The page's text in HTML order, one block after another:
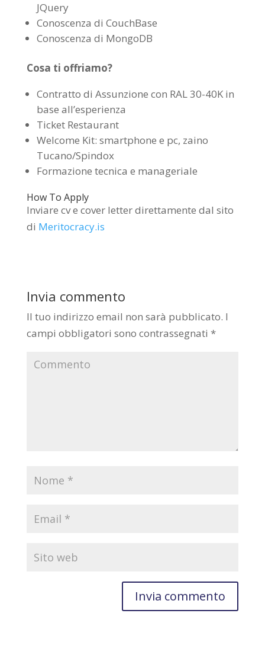
JQuery
Conoscenza di CouchBase
Conoscenza di MongoDB
Cosa ti offriamo?
Contratto di Assunzione con RAL 30-40K in
base all’esperienza
Ticket Restaurant
Welcome Kit: smartphone e pc, zaino
Tucano/Spindox
Formazione tecnica e manageriale
How To Apply
Inviare cv e cover letter direttamente dal sito
di Meritocracy.is
Invia commento
Il tuo indirizzo email non sarà pubblicato. I
campi obbligatori sono contrassegnati *